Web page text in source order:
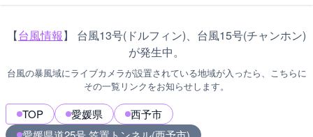
【台風情報】 台風13号(ドルフィン)、台風15号(チャンホン)
が発生中。
台風の暴風域にライブカメラが設置されている地域が入ったら、こちらに
その一覧リンクをお知らせします。
TOP 愛媛県
西予市